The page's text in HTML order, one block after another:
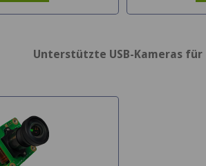
Unterstützte USB-Kameras